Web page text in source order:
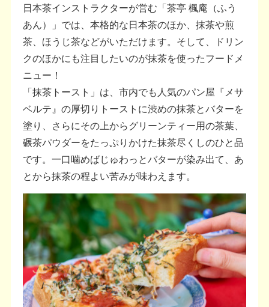
日本茶インストラクターが営む「茶亭 楓庵（ふう
あん）」では、本格的な日本茶のほか、抹茶や煎
茶、ほうじ茶などがいただけます。そして、ドリン
クのほかにも注目したいのが抹茶を使ったフードメ
ニュー！
「抹茶トースト」は、市内でも人気のパン屋『メサ
ベルテ』の厚切りトーストに渋めの抹茶とバターを
塗り、さらにその上からグリーンティー用の茶葉、
碾茶パウダーをたっぷりかけた抹茶尽くしのひと品
です。一口噛めばじゅわっとバターが染み出て、あ
とから抹茶の程よい苦みが味わえます。